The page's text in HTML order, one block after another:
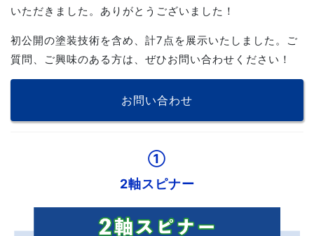
いただきました。ありがとうございました！
初公開の塗装技術を含め、計7点を展示いたしました。ご
質問、ご興味のある方は、ぜひお問い合わせください！
お問い合わせ
①
2軸スピナー